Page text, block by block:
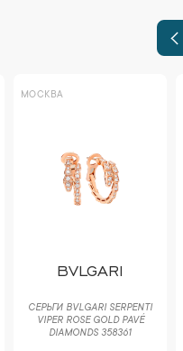
МОСКВА
BVLGARI
СЕРЬГИ BVLGARI SERPENTI
VIPER ROSE GOLD PAVÉ
DIAMONDS 358361